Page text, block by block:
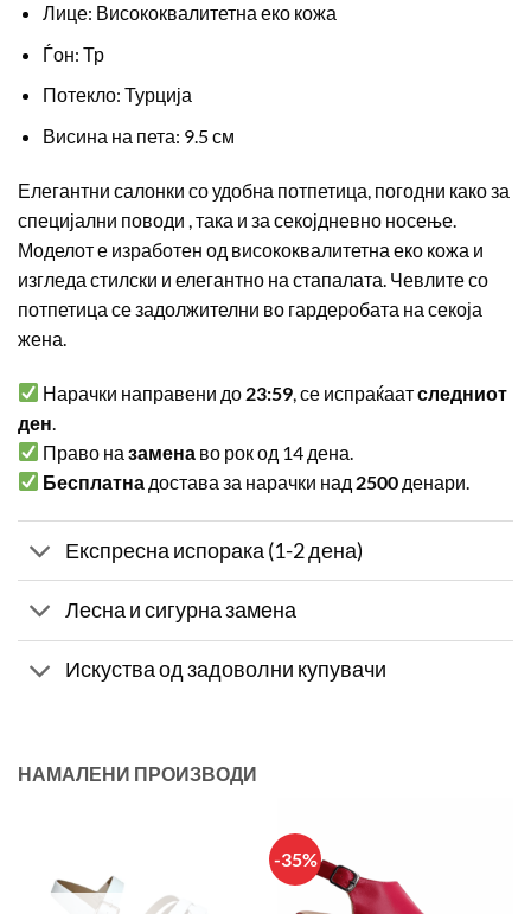
Лице: Висококвалитетна еко кожа
Ѓон: Тр
Потекло: Турција
Висина на пета: 9.5 см
Елегантни салонки со удобна потпетица, погодни како за
специјални поводи , така и за секојдневно носење.
Моделот е изработен од висококвалитетна еко кожа и
изгледа стилски и елегантно на стапалата. Чевлите со
потпетица се задолжителни во гардеробата на секоја
жена.
Нарачки направени до 23:59 , се испраќаатследниот
ден
Право назамена во рок од 14 дена.
Бесплатна достава за нарачки над 2500 денари.
Експресна испорака (1-2 дена)
Лесна и сигурна замена
Искуства од задоволни купувачи
НАМАЛЕНИ ПРОИЗВОДИ
-35%